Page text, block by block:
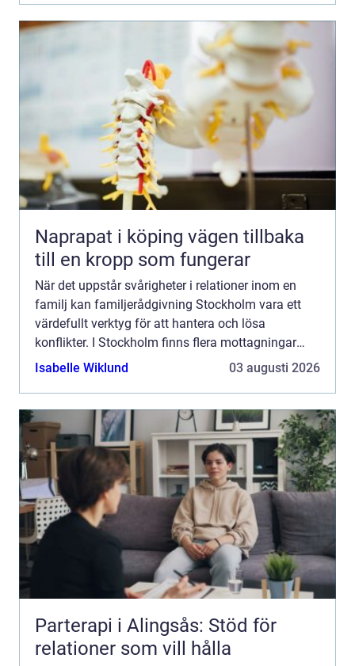
Naprapat i köping vägen tillbaka
till en kropp som fungerar
När det uppstår svårigheter i relationer inom en
familj kan familjerådgivning Stockholm vara ett
värdefullt verktyg för att hantera och lösa
konflikter. I Stockholm finns flera mottagningar
som erbjuder professio...
Isabelle Wiklund 03 augusti 2026
Parterapi i Alingsås: Stöd för
relationer som vill hålla